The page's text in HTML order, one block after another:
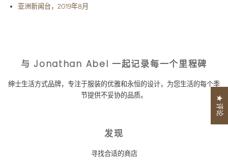
亚洲新闻台，2019年8月
与 Jonathan Abel 一起记录每一个里程碑
绅士生活方式品牌，专注于服装的优雅和永恒的设计，为您生活的每个季
节提供不妥协的品质。
发现
寻找合适的商店
★ 评论